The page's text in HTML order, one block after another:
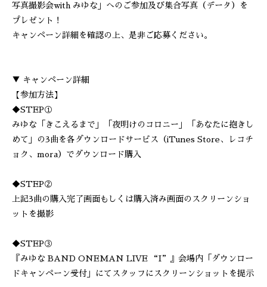
写真撮影会with みゆな」へのご参加及び集合写真（データ）を
プレゼント！
キャンペーン詳細を確認の上、是非ご応募ください。
▼ キャンペーン詳細
【参加方法】
◆STEP①
みゆな「きこえるまで」「夜明けのコロニー」「あなたに抱きし
めて」の3曲を各ダウンロードサービス（iTunes Store、レコチ
ョク、mora）でダウンロード購入
◆STEP②
上記3曲の購入完了画面もしくは購入済み画面のスクリーンショ
ットを撮影
◆STEP③
『みゆな BAND ONEMAN LIVE “I”』会場内「ダウンロー
ドキャンペーン受付」にてスタッフにスクリーンショットを提示